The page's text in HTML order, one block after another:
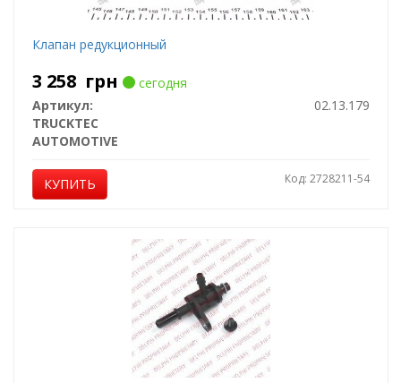
Клапан редукционный
3 258 грн
сегодня
Артикул:
02.13.179
TRUCKTEC
AUTOMOTIVE
КУПИТЬ Код: 2728211-54